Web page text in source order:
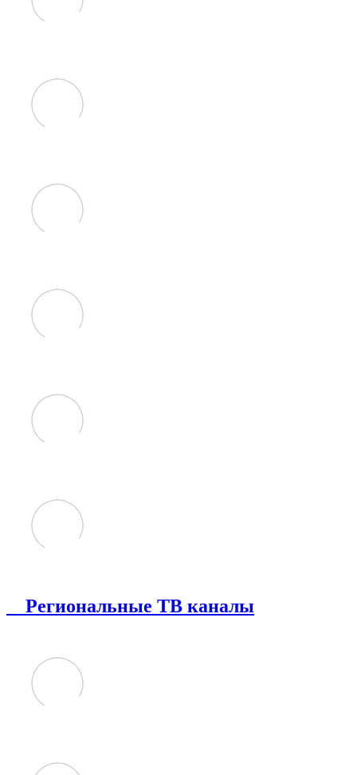
Региональные ТВ каналы